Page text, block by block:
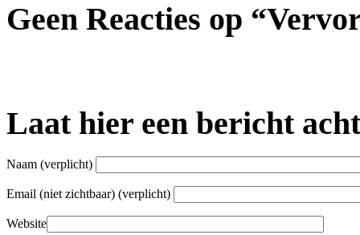
Geen Reacties op
Laat hier een bericht
Naam (verplicht)
Email (niet zichtbaar) (verplicht)
Website